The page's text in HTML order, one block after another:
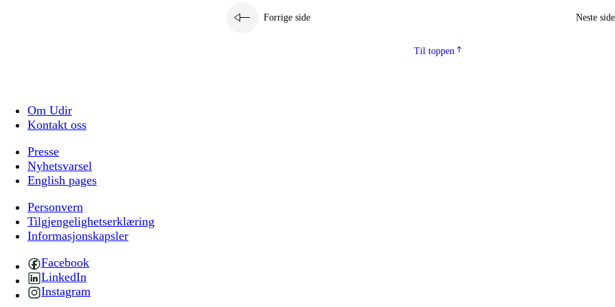
Forrige side Neste side
Til toppen
Om Udir
Kontakt oss
Presse
Nyhetsvarsel
English pages
Personvern
Tilgjengelighetserklæring
Informasjonskapsler
Facebook
LinkedIn
Instagram